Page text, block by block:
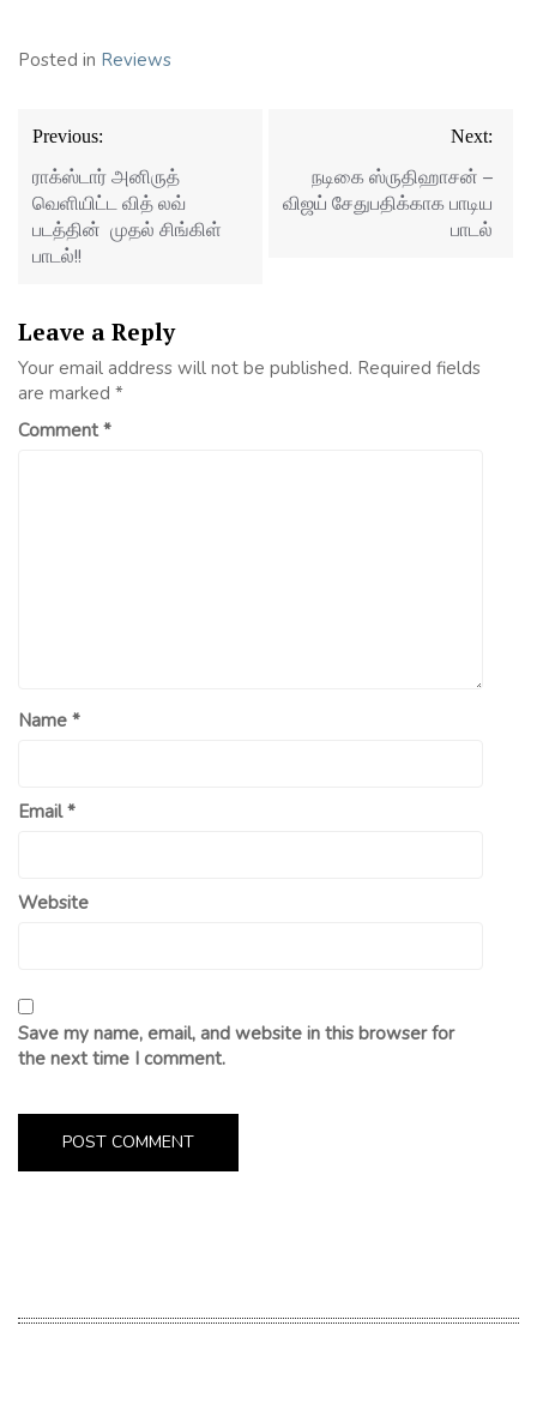
Posted in Reviews
Post
navigation
Previous:
ராக்ஸ்டார் அனிருத்
வெளியிட்ட வித் லவ்
படத்தின் முதல் சிங்கிள்
பாடல்!!
Next:
நடிகை ஸ்ருதிஹாசன் –
விஜய் சேதுபதிக்காக பாடிய
பாடல்
Leave a Reply
Your email address will not be published. Required fields
are marked *
Comment*
Name *
Email*
Website
Save my name, email, and website in this browser for
the next time I comment.